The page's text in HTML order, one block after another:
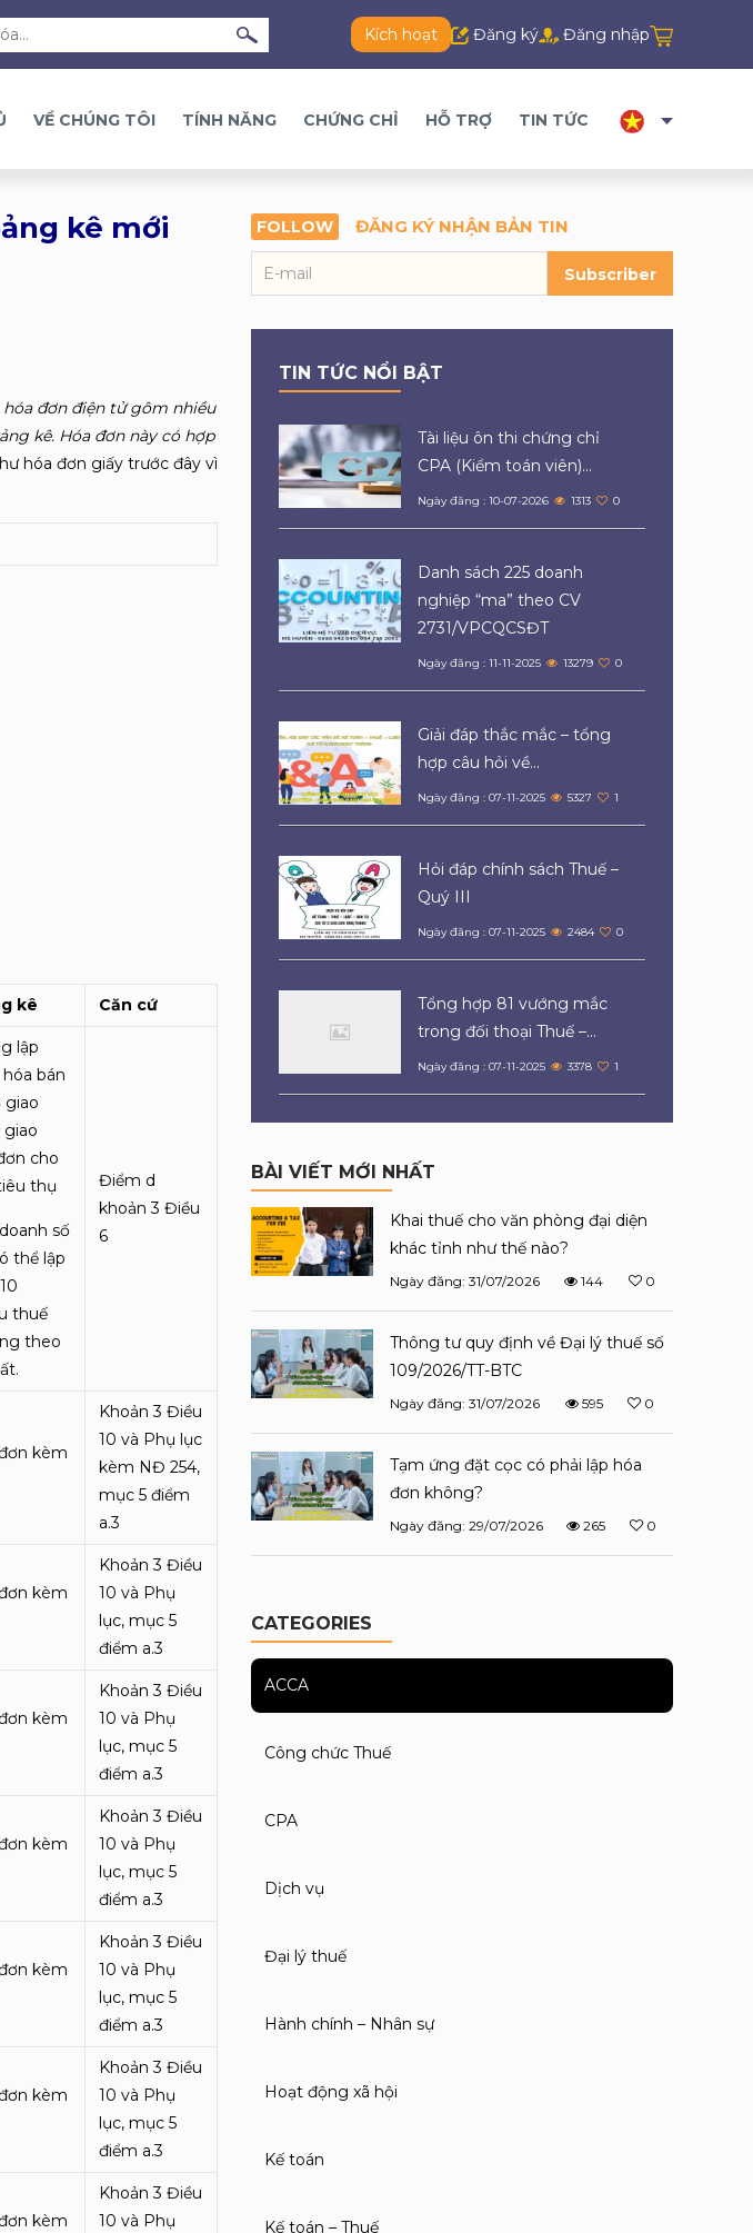
Kích hoạt Đăng ký Đăng nhập
VỀ CHÚNG TÔI TÍNH NĂNG CHỨNG CHỈ HỖ TRỢ TIN TỨC
kê mới
đơn điện tử gôm nhiều
kê. Hóa đơn này có hợp
hóa đơn giấy trước đây vì
kê Căn cứ
lập
bán
giao
giao
cho
thụ
số
thể lập
thuế
theo
Điểm d
khoản 3 Điều
6
kèm
Khoản 3 Điều
10 và Phụ lục
kèm NĐ 254,
mục 5 điểm
a.3
kèm
Khoản 3 Điều
10 và Phụ
lục, mục 5
điểm a.3
kèm
Khoản 3 Điều
10 và Phụ
lục, mục 5
điểm a.3
kèm
Khoản 3 Điều
10 và Phụ
lục, mục 5
điểm a.3
kèm
Khoản 3 Điều
10 và Phụ
lục, mục 5
điểm a.3
kèm
Khoản 3 Điều
10 và Phụ
lục, mục 5
điểm a.3
kèm
Khoản 3 Điều
10 và Phụ
FOLLOW ĐĂNG KÝ NHẬN BẢN TIN
Subscriber
TIN TỨC NỔI BẬT
Tài liệu ôn thi chứng chỉ
CPA (Kiểm toán viên)...
Ngày đăng : 10-07-2026 1313 0
Danh sách 225 doanh
nghiệp “ma” theo CV
2731/VPCQCSĐT
Ngày đăng : 11-11-2025 13279 0
Giải đáp thắc mắc – tổng
hợp câu hỏi về...
Ngày đăng : 07-11-2025 5327 1
Hỏi đáp chính sách Thuế –
Quý III
Ngày đăng : 07-11-2025 2484 0
Tổng hợp 81 vướng mắc
trong đối thoại Thuế –...
Ngày đăng : 07-11-2025 3378 1
BÀI VIẾT MỚI NHẤT
Khai thuế cho văn phòng đại diện
khác tỉnh như thế nào?
Ngày đăng: 31/07/2026 144 0
Thông tư quy định về Đại lý thuế số
109/2026/TT-BTC
Ngày đăng: 31/07/2026 595 0
Tạm ứng đặt cọc có phải lập hóa
đơn không?
Ngày đăng: 29/07/2026 265 0
CATEGORIES
ACCA
Công chức Thuế
CPA
Dịch vụ
Đại lý thuế
Hành chính – Nhân sự
Hoạt động xã hội
Kế toán
Kế toán – Thuế